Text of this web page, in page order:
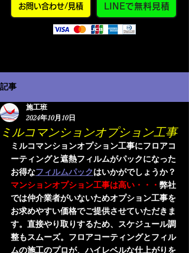
お問い合わせ/見積 LINEで無料見積
記事
ミルコマンションオプション工事
施工班
2024年10月10日
ミルコマンションオプション工事にフロアコ
ーティングと遮熱フィルムがパックになった
お得なフィルムパックはいかがでしょうか？
マンションオプション工事は高い・・・ 弊社
では仲介業者がいないためオプション工事を
お求めやすい価格でご提供させていただきま
す。直接やり取りするため、スケジュール調
整もスムーズ。フロアコーティングとフィル
ムの施工のプロが、ハイレベルな仕上がりを